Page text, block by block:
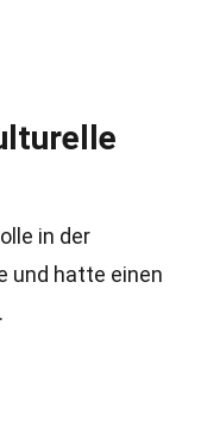
in der
und hatte einen